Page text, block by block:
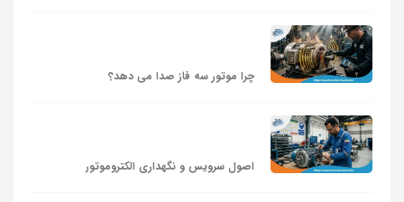
چرا موتور سه فاز صدا می‌ دهد؟
اصول سرویس و نگهداری الکتروموتور